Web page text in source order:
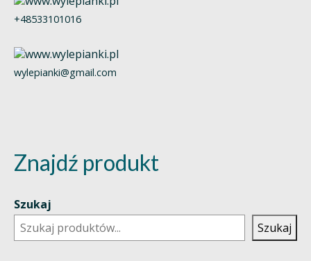
+48533101016
wylepianki@gmail.com
Znajdź produkt
Szukaj
Szukaj